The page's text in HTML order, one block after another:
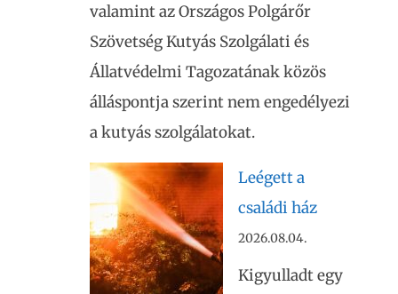
valamint az Országos Polgárőr
Szövetség Kutyás Szolgálati és
Állatvédelmi Tagozatának közös
álláspontja szerint nem engedélyezi
a kutyás szolgálatokat.
Leégett a
családi ház
2026.08.04.
Kigyulladt egy